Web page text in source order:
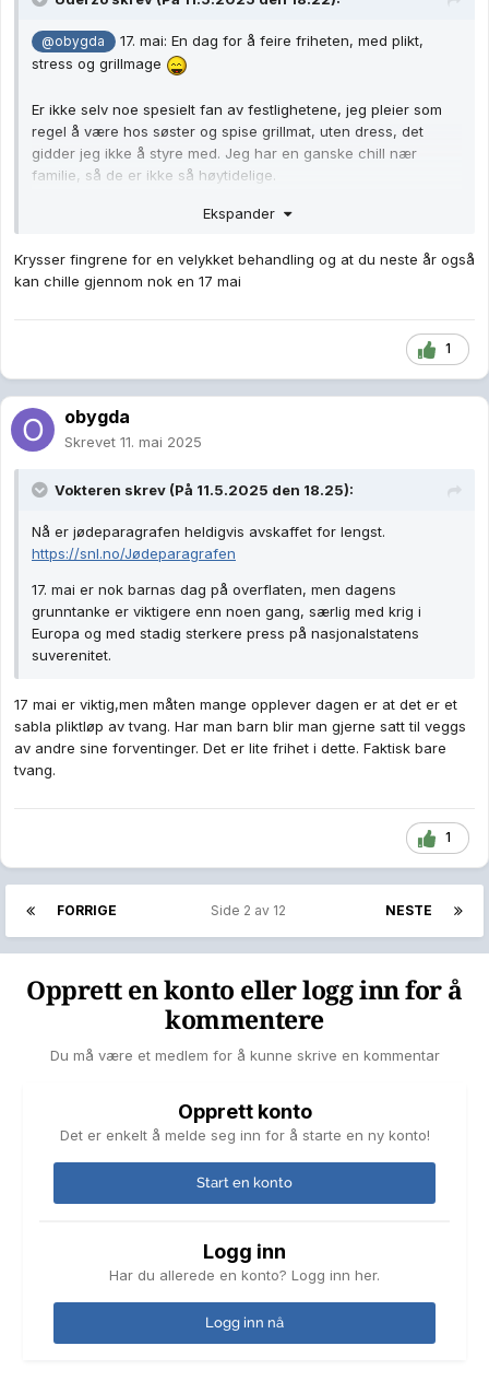
@obygda
17. mai: En dag for å feire friheten, med plikt,
stress og grillmage
Er ikke selv noe spesielt fan av festlighetene, jeg pleier som
regel å være hos søster og spise grillmat, uten dress, det
gidder jeg ikke å styre med. Jeg har en ganske chill nær
familie, så de er ikke så høytidelige.
cellegiftbehandling noen dager i forveien som slår meg ut i 7-
10 dager.
Ekspander
Krysser fingrene for en velykket behandling og at du neste år også
kan chille gjennom nok en 17 mai
1
obygda
Skrevet 11. mai 2025
Vokteren skrev (På 11.5.2025 den 18.25):
Nå er jødeparagrafen heldigvis avskaffet for lengst.
https://snl.no/Jødeparagrafen
17. mai er nok barnas dag på overflaten, men dagens
grunntanke er viktigere enn noen gang, særlig med krig i
Europa og med stadig sterkere press på nasjonalstatens
suverenitet.
17 mai er viktig,men måten mange opplever dagen er at det er et
sabla pliktløp av tvang. Har man barn blir man gjerne satt til veggs
av andre sine forventinger. Det er lite frihet i dette. Faktisk bare
tvang.
1
FORRIGE NESTE
Side 2 av 12
Opprett en konto eller logg inn for å
kommentere
Du må være et medlem for å kunne skrive en kommentar
Opprett konto
Det er enkelt å melde seg inn for å starte en ny konto!
Start en konto
Logg inn
Har du allerede en konto? Logg inn her.
Logg inn nå